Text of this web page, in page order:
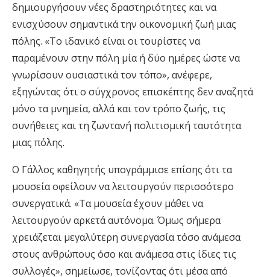
δημιουργήσουν νέες δραστηριότητες και να
ενισχύσουν σημαντικά την οικονομική ζωή μιας
πόλης. «Το ιδανικό είναι οι τουρίστες να
παραμένουν στην πόλη μία ή δύο ημέρες ώστε να
γνωρίσουν ουσιαστικά τον τόπο», ανέφερε,
εξηγώντας ότι ο σύγχρονος επισκέπτης δεν αναζητά
μόνο τα μνημεία, αλλά και τον τρόπο ζωής, τις
συνήθειες και τη ζωντανή πολιτισμική ταυτότητα
μιας πόλης.
Ο Γάλλος καθηγητής υπογράμμισε επίσης ότι τα
μουσεία οφείλουν να λειτουργούν περισσότερο
συνεργατικά. «Τα μουσεία έχουν μάθει να
λειτουργούν αρκετά αυτόνομα. Όμως σήμερα
χρειάζεται μεγαλύτερη συνεργασία τόσο ανάμεσα
στους ανθρώπους όσο και ανάμεσα στις ίδιες τις
συλλογές», σημείωσε, τονίζοντας ότι μέσα από